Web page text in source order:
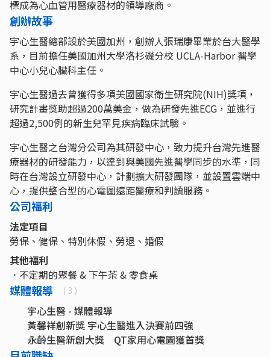
標成為心血管用醫療器材的領導廠商。
創辦故事
宇心生醫總部設於美國加州，創辦人張瑞康畢業於台大醫學
系，目前擔任美國加州大學洛杉磯分校 UCLA-Harbor 醫學
中心小兒心臟科主任。
宇心生醫過去曾獲得多項美國國家衛生研究院(NIH)獎項，
研究計畫獎助超過200萬美金，做為研發先進ECG，並進行
超過2,500例的新生兒罕見疾病臨床試驗。
宇心生醫之台灣分公司為其研發中心，致力提升台灣先進醫
療器材的研發能力，以達到與美國先進醫學同步的水準，同
時在台灣設立研發中心，計劃擴大研發團隊，並設置雲端中
心，提供整合型的心電圖遠距醫療和判讀服務。
公司福利
法定項目
勞保、健保、特別休假、勞退、婚假
其他福利
．不定期的聚餐 & 下午茶 & 零食桌
媒體報導 ( 3 )
宇心生醫 - 媒體報導
黃馨祥創新獎 宇心生醫進入決賽前四強
永齡生醫新創大獎 QT家用心電圖獲首獎